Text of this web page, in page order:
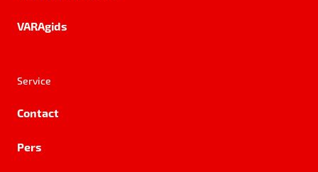
VARAgids
Service
Contact
Pers